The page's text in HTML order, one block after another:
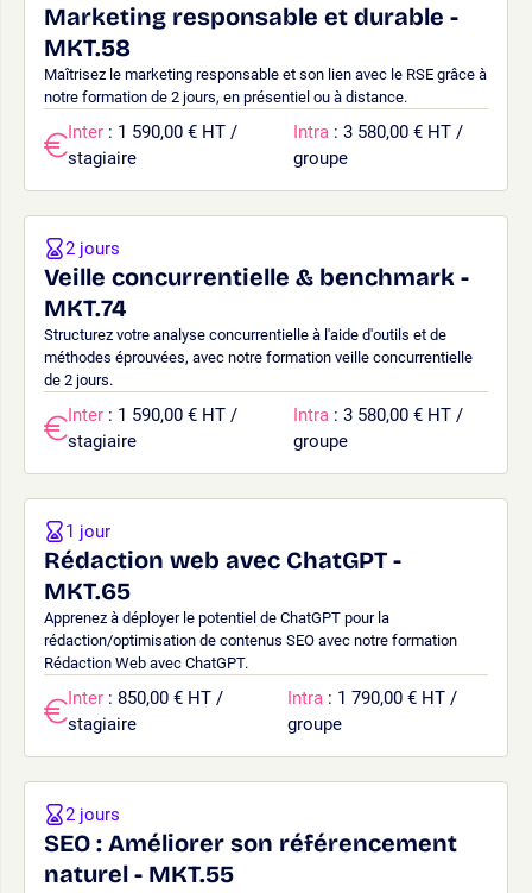
Marketing responsable et durable -
MKT.58
Maîtrisez le marketing responsable et son lien avec le RSE grâce à
notre formation de 2 jours, en présentiel ou à distance.
Inter : 1 590,00 € HT /
stagiaire
Intra : 3 580,00 € HT /
groupe
Veille concurrentielle & benchmark -
MKT.74
Structurez votre analyse concurrentielle à l'aide d'outils et de
méthodes éprouvées, avec notre formation veille concurrentielle
de 2 jours.
2 jours
Inter : 1 590,00 € HT /
stagiaire
Intra : 3 580,00 € HT /
groupe
Rédaction web avec ChatGPT -
MKT.65
Apprenez à déployer le potentiel de ChatGPT pour la
rédaction/optimisation de contenus SEO avec notre formation
Rédaction Web avec ChatGPT.
1 jour
Inter : 850,00 € HT /
stagiaire
Intra : 1 790,00 € HT /
groupe
SEO : Améliorer son référencement
naturel - MKT.55
2 jours